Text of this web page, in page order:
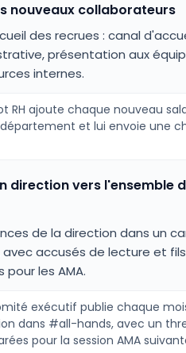
nouveaux collaborateurs
des recrues : canal
présentation aux
internes.
RH ajoute chaque nouveau
et lui envoie une
direction vers l'ensemble
de la direction dans un
accusés de lecture et
les AMA.
exécutif publie chaque
dans #all-hands, avec un
pour la session AMA